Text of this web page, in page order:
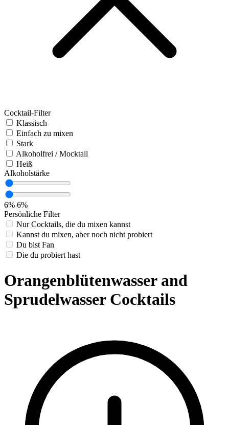
Cocktail-Filter
Klassisch
Einfach zu mixen
Stark
Alkoholfrei / Mocktail
Heiß
Alkoholstärke
6% 6%
Persönliche Filter
Nur Cocktails, die du mixen kannst
Kannst du mixen, aber noch nicht probiert
Du bist Fan
Die du probiert hast
Orangenblütenwasser and
Sprudelwasser Cocktails